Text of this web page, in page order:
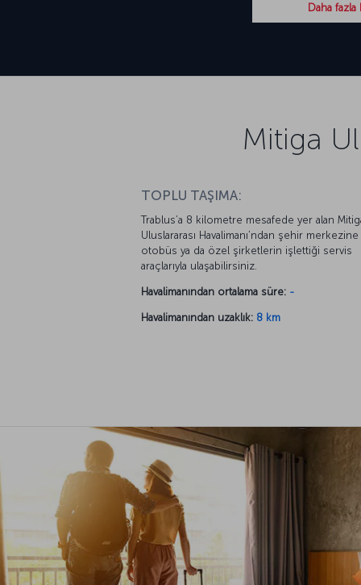
Daha fazla
Mitiga
TOPLU TAŞIMA:
Trablus’a 8 kilometre mesafede yer alan
Uluslararası Havalimanı’ndan şehir merkezine
otobüs ya da özel şirketlerin işlettiği servis
araçlarıyla ulaşabilirsiniz.
Havalimanından ortalama süre: -
Havalimanından uzaklık: 8 km